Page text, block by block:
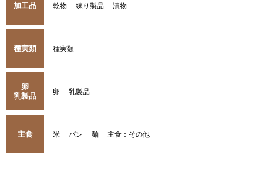
加工品 乾物 練り製品 漬物
種実類 種実類
卵
乳製品
卵 乳製品
主食 米 パン 麺 主食：その他